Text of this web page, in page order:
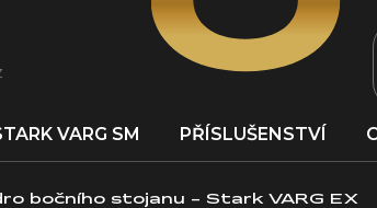
VARG SM PŘÍSLUŠENSTVÍ
bočního stojanu - Stark VARG EX